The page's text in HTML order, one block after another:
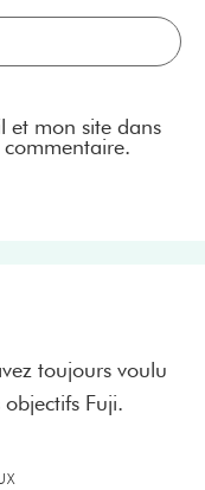
et mon site dans
toujours voulu
objectifs Fuji.